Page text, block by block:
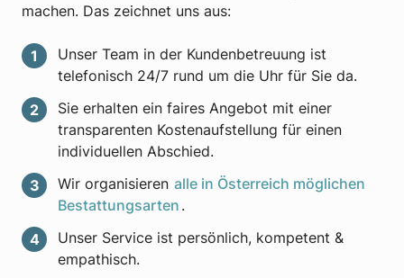
machen. Das zeichnet uns aus:
Unser Team in der Kundenbetreuung ist
telefonisch 24/7 rund um die Uhr für Sie da.
Sie erhalten ein faires Angebot mit einer
transparenten Kostenaufstellung für einen
individuellen Abschied.
Wir organisieren alle in Österreich möglichen
Bestattungsarten .
Unser Service ist persönlich, kompetent &
empathisch.